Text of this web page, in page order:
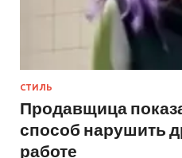
СТИЛЬ
Продавщица
способ нарушить
работе